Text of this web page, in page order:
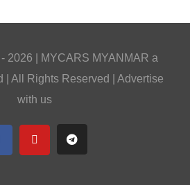
2026 | MYCARS MYANMAR a
| All Rights Reserved | Advertise
with us
YouTubeTelegram